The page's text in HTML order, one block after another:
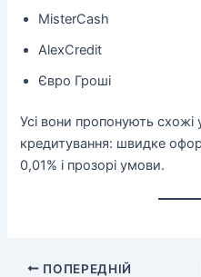
MisterCash
AlexCredit
Євро Гроші
Усі вони пропонують
кредитування: швидке
0,01% і прозорі умови.
ПОПЕРЕДНІЙ